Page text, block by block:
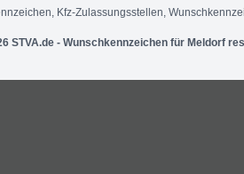
, Kfz-Zulassungsstellen,
STVA.de - Wunschkennzeichen für Meldorf